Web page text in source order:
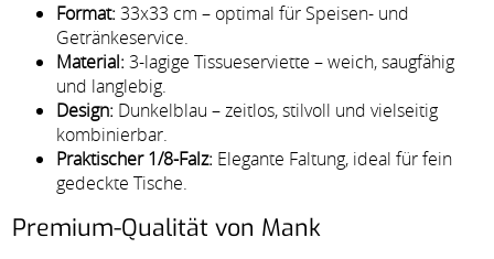
Format: 33x33 cm – optimal für Speisen- und
Getränkeservice.
Material: 3-lagige Tissueserviette – weich, saugfähig
und langlebig.
Design: Dunkelblau – zeitlos, stilvoll und vielseitig
kombinierbar.
Praktischer 1/8-Falz: Elegante Faltung, ideal für fein
gedeckte Tische.
Premium-Qualität von Mank